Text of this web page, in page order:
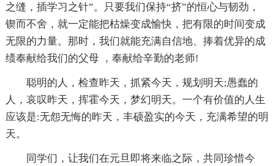
之缝，插学习之针”。只要我们保持“挤”的恒心与韧劲，
锲而不舍，就一定能把枯燥变成愉快，把有限的时间变成
无限的力量。那时，我们就能充满自信地、捧着优异的成
绩奉献给我们的父母 ，奉献给辛勤的老师!
聪明的人，检查昨天，抓紧今天，规划明天;愚蠢的
人，哀叹昨天，挥霍今天，梦幻明天。一个有价值的人生
应该是:无怨无悔的昨天，丰硕盈实的今天，充满希望的明
天。
同学们，让我们在元旦即将来临之际，共同珍惜今